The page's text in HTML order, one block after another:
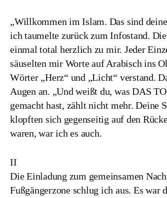
„Willkommen im Islam. Das sind
ich taumelte zurück zum Infostand.
einmal total herzlich zu mir. Jeder
säuselten mir Worte auf Arabisch ins
Wörter „Herz“ und „Licht“ verstand.
Augen an. „Und weißt du, was DAS
gemacht hast, zählt nicht mehr. Deine
klopften sich gegenseitig auf den
waren, war ich es auch.
II
Die Einladung zum gemeinsamen
Fußgängerzone schlug ich aus. Es war